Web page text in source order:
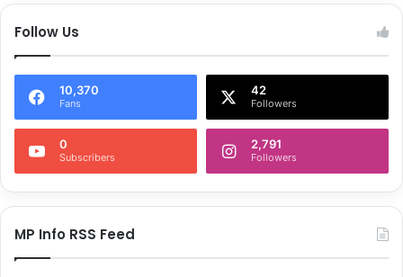
Follow Us
10,370
Fans
42
Followers
0
Subscribers
2,791
Followers
MP Info RSS Feed